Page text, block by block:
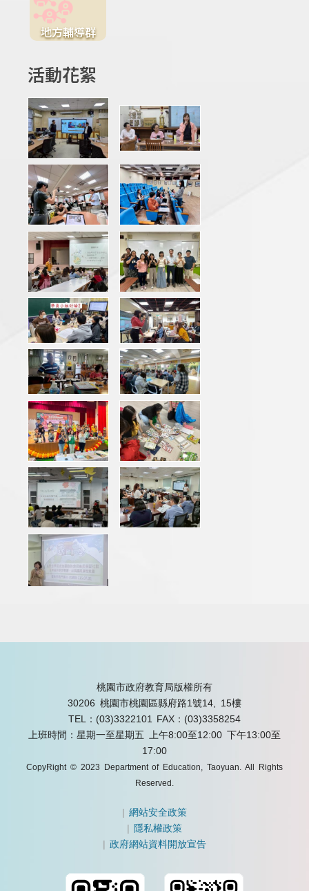
地方輔導群
活動花絮
桃園市政府教育局版權所有
30206 桃園市桃園區縣府路1號14, 15樓
TEL：(03)3322101
FAX：(03)3358254
上班時間：星期一至星期五 上午8:00至12:00 下午13:00至
17:00
CopyRight © 2023 Department of Education, Taoyuan. All Rights
Reserved.
|網站安全政策
| 隱私權政策
|政府網站資料開放宣告